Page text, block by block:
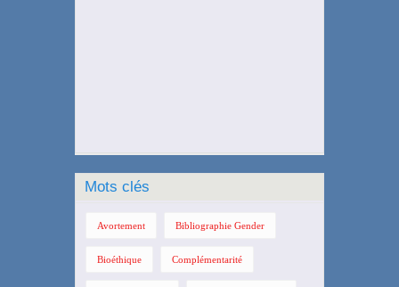
Mots clés
Avortement Bibliographie Gender
Bioéthique Complémentarité